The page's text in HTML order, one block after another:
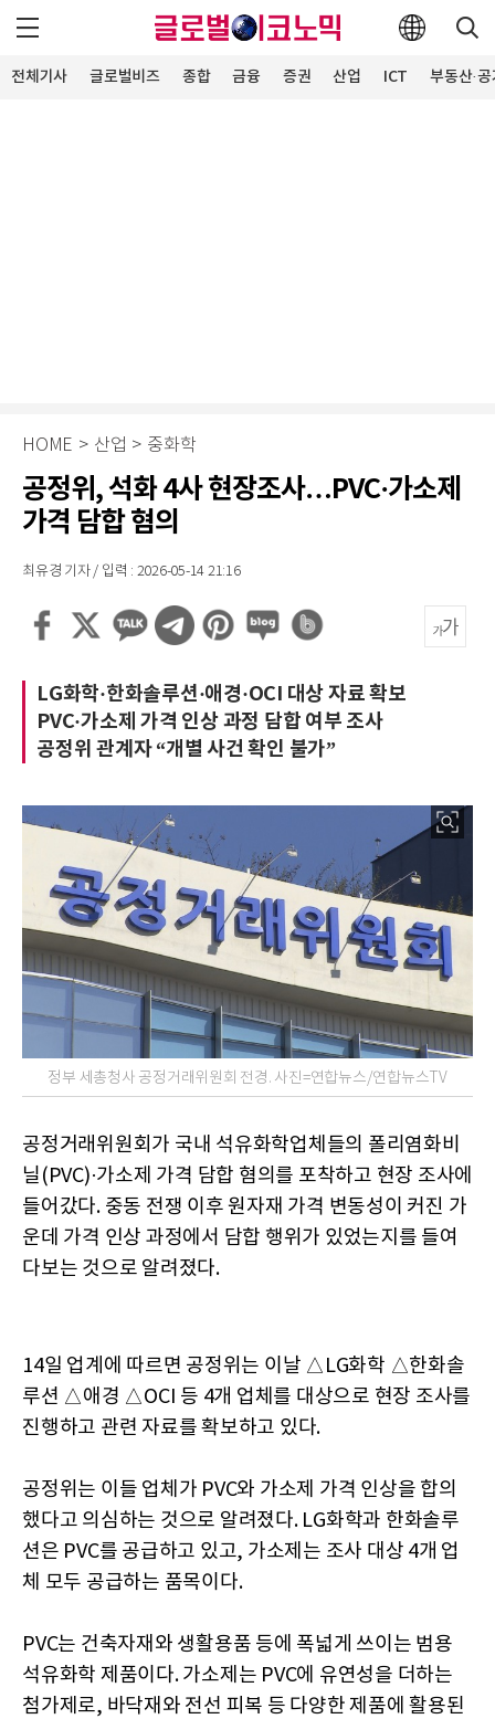
전체기사 글로벌비즈 종합 금융 증권 산업 ICT 부동산·
HOME > 산업 > 중화학
공정위, 석화 4사 현장조사…PVC·가소제
가격 담합 혐의
최유경 기자 / 입력 : 2026-05-14 21:16
LG화학·한화솔루션·애경·OCI 대상 자료 확보
PVC·가소제 가격 인상 과정 담합 여부 조사
공정위 관계자 “개별 사건 확인 불가”
정부 세총청사 공정거래위원회 전경. 사진=연합뉴스/연합뉴스TV
공정거래위원회가 국내 석유화학업체들의 폴리염화비
닐(PVC)·가소제 가격 담합 혐의를 포착하고 현장 조사에
들어갔다. 중동 전쟁 이후 원자재 가격 변동성이 커진 가
운데 가격 인상 과정에서 담합 행위가 있었는지를 들여
다보는 것으로 알려졌다.
14일 업계에 따르면 공정위는 이날 △LG화학 △한화솔
루션 △애경 △OCI 등 4개 업체를 대상으로 현장 조사를
진행하고 관련 자료를 확보하고 있다.
공정위는 이들 업체가 PVC와 가소제 가격 인상을 합의
했다고 의심하는 것으로 알려졌다. LG화학과 한화솔루
션은 PVC를 공급하고 있고, 가소제는 조사 대상 4개 업
체 모두 공급하는 품목이다.
PVC는 건축자재와 생활용품 등에 폭넓게 쓰이는 범용
석유화학 제품이다. 가소제는 PVC에 유연성을 더하는
첨가제로, 바닥재와 전선 피복 등 다양한 제품에 활용된